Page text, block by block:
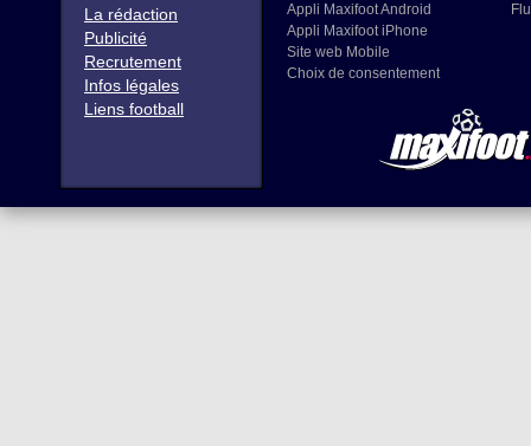
La rédaction
Publicité
Recrutement
Infos légales
Liens football
Appli Maxifoot Android
Appli Maxifoot iPhone
Site web Mobile
Choix de consentement